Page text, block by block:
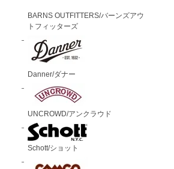
BARNS OUTFITTERS/バーンズアウ
トフィッターズ
Danner/ダナー
UNCROWD/アンクラウド
Schott/ショット